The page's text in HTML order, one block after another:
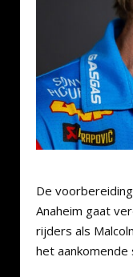
De
Anaheim gaat
rijders als
het aankomende